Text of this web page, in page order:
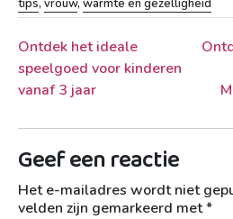
Berichtnavigatie
Ontdek het ideale
speelgoed voor kinderen
vanaf 3 jaar
Geef een reactie
Het e-mailadres wordt niet
velden zijn gemarkeerd met*